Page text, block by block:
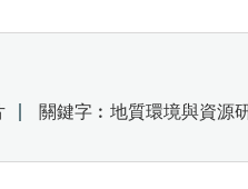
關鍵字︰地質環境與資源